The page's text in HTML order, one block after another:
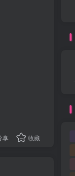
享 收藏